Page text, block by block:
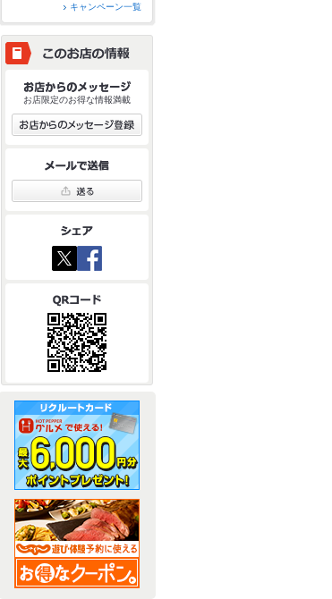
キャンペーン一覧
お店限定のお得な情報満載